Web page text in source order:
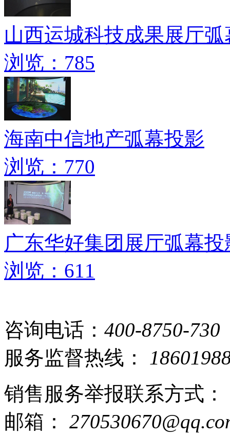
山西运城科技成果展厅
浏览：785
海南中信地产弧幕投影
浏览：770
广东华好集团展厅弧幕投
浏览：611
咨询电话： 400-8750-730
服务监督热线：
销售服务举报联系方式：
邮箱：